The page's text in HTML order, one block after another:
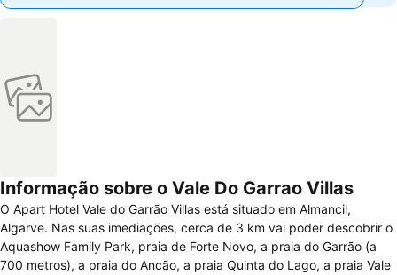
Informação sobre o Vale Do Garrao Villas
O Apart Hotel Vale do Garrão Villas está situado em Almancil,
Algarve. Nas suas imediações, cerca de 3 km vai poder descobrir o
Aquashow Family Park, praia de Forte Novo, a praia do Garrão (a
700 metros), a praia do Ancão, a praia Quinta do Lago, a praia Vale